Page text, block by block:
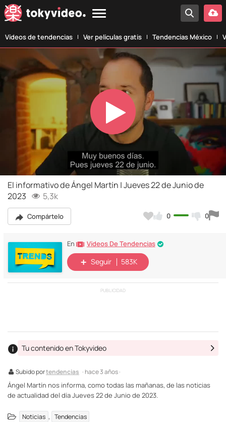
Vídeos de tendencias Ver películas gratis Tendencias México
Play
Video
El informativo de Ángel Martín | Jueves 22 de Junio de
2023
5,3k
Compártelo 0 0
En Vídeos De Tendencias
Seguir 583K
PUBLICIDAD
Subido portendencias · hace 3 años ·
Tu contenido en Tokyvideo
Ángel Martín nos informa, como todas las mañanas, de las noticias
de actualidad del día Jueves 22 de Junio de 2023.
Noticias , Tendencias